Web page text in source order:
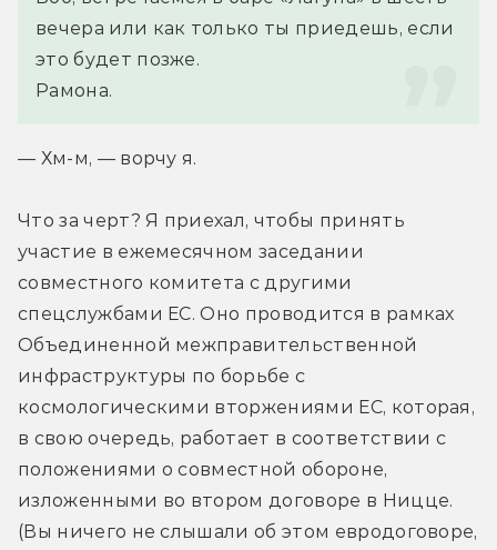
вечера или как только ты приедешь, если
это будет позже.
Рамона.
— Хм-м, — ворчу я.
Что за черт? Я приехал, чтобы принять
участие в ежемесячном заседании
совместного комитета с другими
спецслужбами ЕС. Оно проводится в рамках
Объединенной межправительственной
инфраструктуры по борьбе с
космологическими вторжениями ЕС, которая,
в свою очередь, работает в соответствии с
положениями о совместной обороне,
изложенными во втором договоре в Ницце.
(Вы ничего не слышали об этом евродоговоре,